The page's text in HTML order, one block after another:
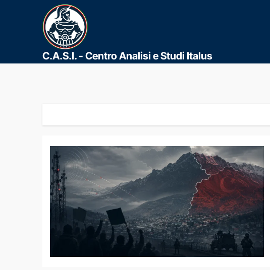
C.A.S.I. - Centro Analisi e Studi Italus